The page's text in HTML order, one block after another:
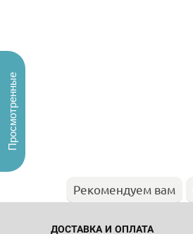
Рекомендуем вам
ДОСТАВКА И ОПЛАТА
Просмотренные